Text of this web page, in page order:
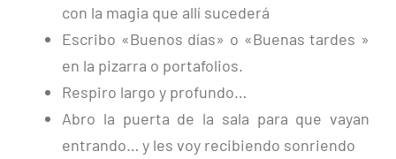
con la magia que allí sucederá
Escribo «Buenos días» o «Buenas tardes »
en la pizarra o portafolios.
Respiro largo y profundo…
Abro la puerta de la sala para que vayan
entrando… y les voy recibiendo sonriendo